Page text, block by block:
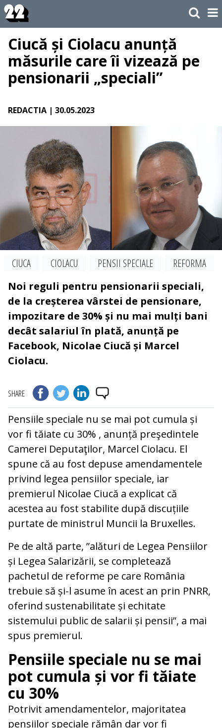
Ciucă și Ciolacu anunță
măsurile care îi vizează pe
pensionarii „speciali”
REDACTIA | 30.05.2023
CIUCA CIOLACU PENSII SPECIALE
REFORMA
Noi reguli pentru pensionarii speciali,
de la creșterea vârstei de pensionare,
impozitare de 30% și nu mai mulți bani
decât salariul în plată, anunță pe
Facebook, Nicolae Ciucă și Marcel
Ciolacu.
SHARE
Pensiile speciale nu se mai pot cumula și
vor fi tăiate cu 30% , anunță preşedintele
Camerei Deputaţilor, Marcel Ciolacu. El
spune că au fost depuse amendamentele
privind legea pensiilor speciale, iar
premierul Nicolae Ciucă a explicat că
acestea au fost stabilite după discuțiile
purtate de ministrul Muncii la Bruxelles.
Pe de altă parte, ”alături de Legea Pensiilor
și Legea Salarizării, se completează
pachetul de reforme pe care România
trebuie să și-l asume în acest an prin PNRR,
oferind sustenabilitate și echitate
sistemului public de salarii și pensii”, a mai
spus premierul.
Pensiile speciale nu se mai
pot cumula și vor fi tăiate
cu 30%
Potrivit amendamentelor, majoritatea
pensiilor speciale rămân dar vor fi